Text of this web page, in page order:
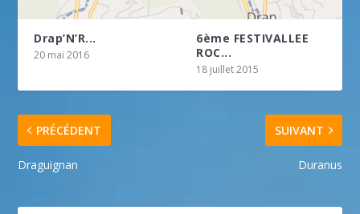
Drap’N’R...
20 mai 2016
6ème FESTIVALLEE
ROC...
18 juillet 2015
PRÉCÉDENT
Draguignan
SUIVANT
Duranus